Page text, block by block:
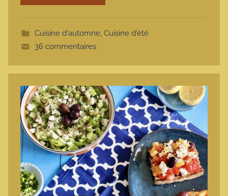
t
Cuisine d'automne, Cuisine d'été
36 commentaires